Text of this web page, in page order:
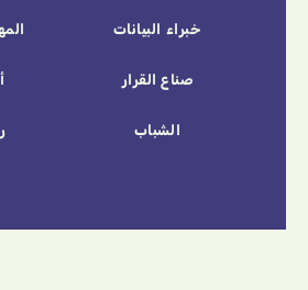
خبراء البيانات
صناع القرار
الشباب